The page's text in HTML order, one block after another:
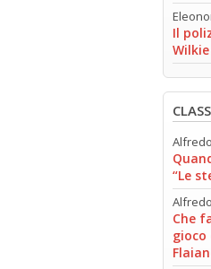
Il
Wilkie
“Le
Che
gioco